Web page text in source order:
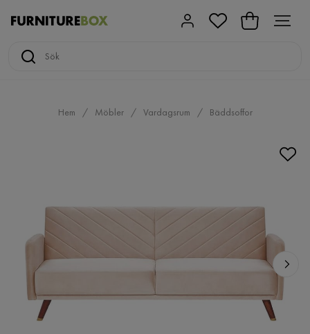
Hem Möbler Vardagsrum Bäddsoffor